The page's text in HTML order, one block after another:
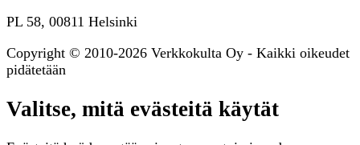
PL 58, 00811 Helsinki
Copyright © 2010-2026 Verkkokulta Oy - Kaikki oikeudet
pidätetään
Valitse, mitä evästeitä käytät